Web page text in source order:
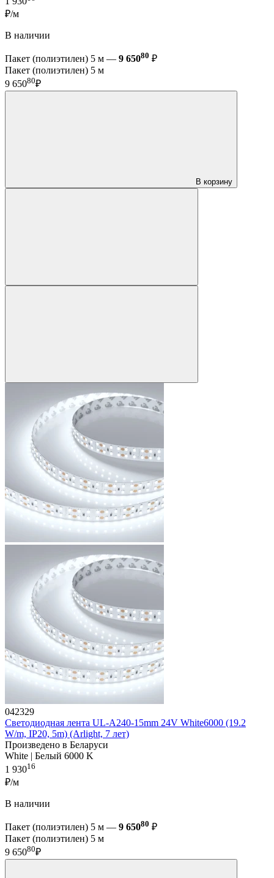
₽/м
В наличии
Пакет (полиэтилен) 5 м — 9 65080 ₽
Пакет (полиэтилен) 5 м
9 65080₽
В корзину
042329
Светодиодная лента UL-A240-15mm 24V White6000 (19.2
W/m, IP20, 5m) (Arlight, 7 лет)
Произведено в Беларуси
White | Белый 6000 K
1 93016
₽/м
В наличии
Пакет (полиэтилен) 5 м — 9 65080 ₽
Пакет (полиэтилен) 5 м
9 65080₽